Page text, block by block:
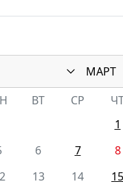
МАРТ
ВТ СР
1
6 7 8
13 14 15